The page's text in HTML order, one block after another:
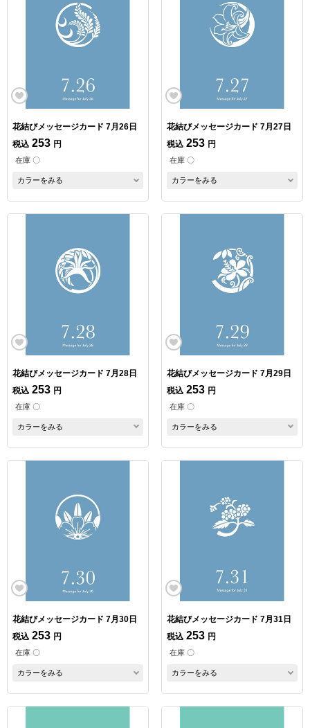
花結びメッセージカード 7月26日
税込 253 円
在庫 〇
カラーをみる
花結びメッセージカード 7月27日
税込 253 円
在庫 〇
カラーをみる
花結びメッセージカード 7月28日
税込 253 円
在庫 〇
カラーをみる
花結びメッセージカード 7月29日
税込 253 円
在庫 〇
カラーをみる
花結びメッセージカード 7月30日
税込 253 円
在庫 〇
カラーをみる
花結びメッセージカード 7月31日
税込 253 円
在庫 〇
カラーをみる